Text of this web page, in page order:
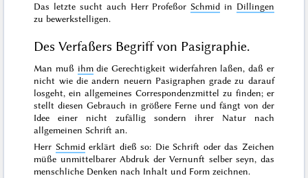
Das letzte sucht auch Herr Profeßor Schmid in Dillingen
zu bewerkstelligen.
Des Verfaßers Begriff von Pasigraphie.
Man muß ihmdie Gerechtigkeit widerfahren laßen, daß er
nicht wie die andern neuern Pasigraphen grade zu darauf
losgeht, ein allgemeines Correspondenzmittel zu finden; er
stellt diesen Gebrauch in größere Ferne und fängt von der
Idee einer nicht zufällig sondern ihrer Natur nach
allgemeinen Schrift an.
Herr Schmiderklärt dieß so: Die Schrift oder das Zeichen
müße unmittelbarer Abdruk der Vernunft selber seyn, das
menschliche Denken nach Inhalt und Form zeichnen.